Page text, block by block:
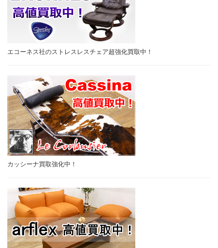
エコーネス社のストレスレスチェア超強化買取中！
カッシーナ買取強化中！